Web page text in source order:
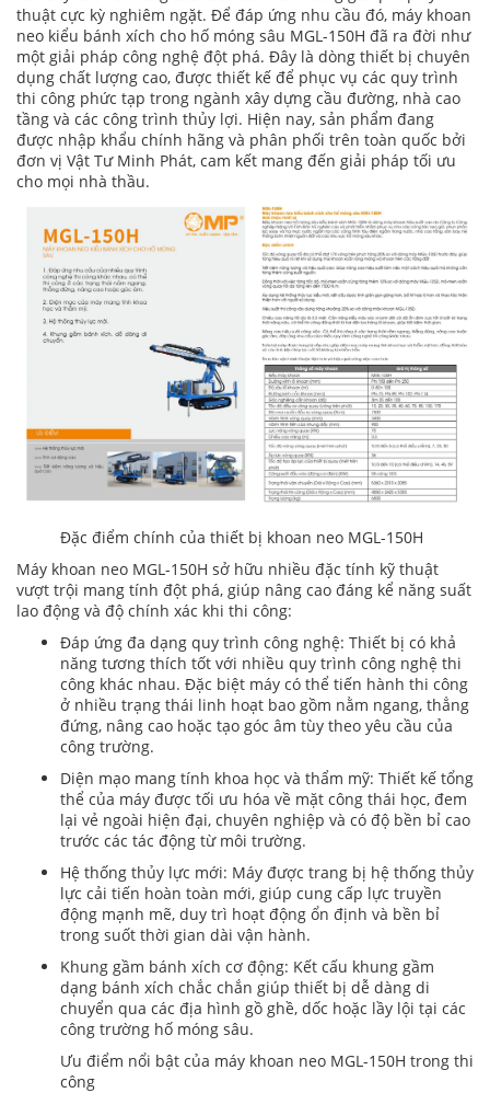
thuật cực kỳ nghiêm ngặt. Để đáp ứng nhu cầu đó, máy khoan
neo kiểu bánh xích cho hố móng sâu MGL-150H đã ra đời như
một giải pháp công nghệ đột phá. Đây là dòng thiết bị chuyên
dụng chất lượng cao, được thiết kế để phục vụ các quy trình
thi công phức tạp trong ngành xây dựng cầu đường, nhà cao
tầng và các công trình thủy lợi. Hiện nay, sản phẩm đang
được nhập khẩu chính hãng và phân phối trên toàn quốc bởi
đơn vị Vật Tư Minh Phát, cam kết mang đến giải pháp tối ưu
cho mọi nhà thầu.
Đặc điểm chính của thiết bị khoan neo MGL-150H
Máy khoan neo MGL-150H sở hữu nhiều đặc tính kỹ thuật
vượt trội mang tính đột phá, giúp nâng cao đáng kể năng suất
lao động và độ chính xác khi thi công:
Đáp ứng đa dạng quy trình công nghệ: Thiết bị có khả
năng tương thích tốt với nhiều quy trình công nghệ thi
công khác nhau. Đặc biệt máy có thể tiến hành thi công
ở nhiều trạng thái linh hoạt bao gồm nằm ngang, thẳng
đứng, nâng cao hoặc tạo góc âm tùy theo yêu cầu của
công trường.
Diện mạo mang tính khoa học và thẩm mỹ: Thiết kế tổng
thể của máy được tối ưu hóa về mặt công thái học, đem
lại vẻ ngoài hiện đại, chuyên nghiệp và có độ bền bỉ cao
trước các tác động từ môi trường.
Hệ thống thủy lực mới: Máy được trang bị hệ thống thủy
lực cải tiến hoàn toàn mới, giúp cung cấp lực truyền
động mạnh mẽ, duy trì hoạt động ổn định và bền bỉ
trong suốt thời gian dài vận hành.
Khung gầm bánh xích cơ động: Kết cấu khung gầm
dạng bánh xích chắc chắn giúp thiết bị dễ dàng di
chuyển qua các địa hình gồ ghề, dốc hoặc lầy lội tại các
công trường hố móng sâu.
Ưu điểm nổi bật của máy khoan neo MGL-150H trong thi
công